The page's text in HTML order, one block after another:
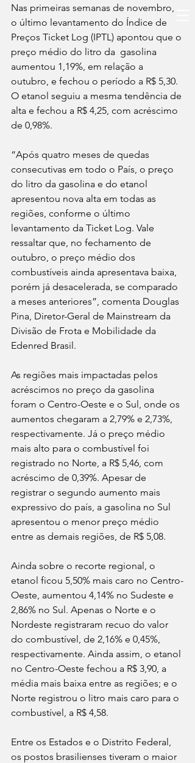
Nas primeiras semanas de novembro,
o último levantamento do Índice de
Preços Ticket Log (IPTL) apontou que o
preço médio do litro da  gasolina
aumentou 1,19%, em relação a
outubro, e fechou o período a R$ 5,30.
O etanol seguiu a mesma tendência de
alta e fechou a R$ 4,25, com acréscimo
de 0,98%.
“Após quatro meses de quedas
consecutivas em todo o País, o preço
do litro da gasolina e do etanol
apresentou nova alta em todas as
regiões, conforme o último
levantamento da Ticket Log. Vale
ressaltar que, no fechamento de
outubro, o preço médio dos
combustíveis ainda apresentava baixa,
porém já desacelerada, se comparado
a meses anteriores”, comenta Douglas
Pina, Diretor-Geral de Mainstream da
Divisão de Frota e Mobilidade da
Edenred Brasil.
As regiões mais impactadas pelos
acréscimos no preço da gasolina
foram o Centro-Oeste e o Sul, onde os
aumentos chegaram a 2,79% e 2,73%,
respectivamente. Já o preço médio
mais alto para o combustível foi
registrado no Norte, a R$ 5,46, com
acréscimo de 0,39%. Apesar de
registrar o segundo aumento mais
expressivo do país, a gasolina no Sul
apresentou o menor preço médio
entre as demais regiões, de R$ 5,08.
Ainda sobre o recorte regional, o
etanol ficou 5,50% mais caro no Centro-
Oeste, aumentou 4,14% no Sudeste e
2,86% no Sul. Apenas o Norte e o
Nordeste registraram recuo do valor
do combustível, de 2,16% e 0,45%,
respectivamente. Ainda assim, o etanol
no Centro-Oeste fechou a R$ 3,90, a
média mais baixa entre as regiões; e o
Norte registrou o litro mais caro para o
combustível, a R$ 4,58.
Entre os Estados e o Distrito Federal,
os postos brasilienses tiveram o maior